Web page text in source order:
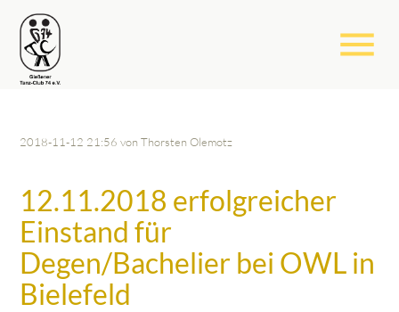
menu
2018-11-12 21:56 von Thorsten Olemotz
12.11.2018 erfolgreicher
Einstand für
Degen/Bachelier bei OWL in
Bielefeld